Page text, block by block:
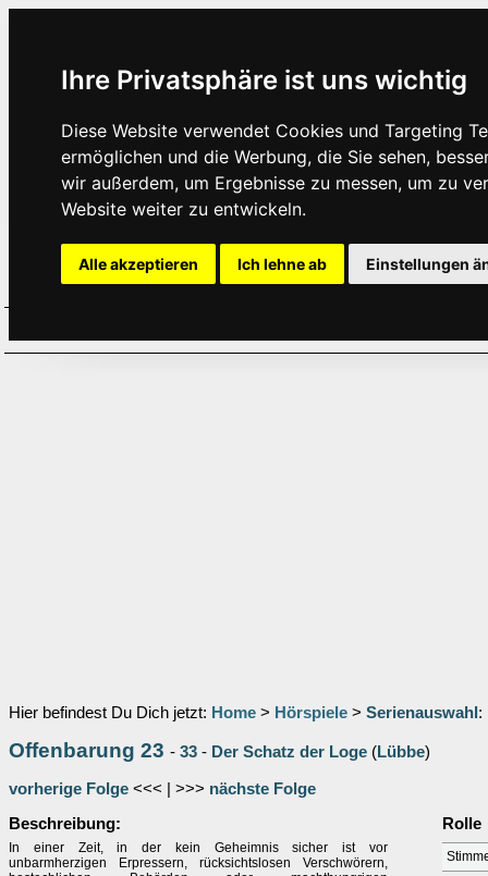
Ihre Privatsphäre ist uns wichtig
Diese Website verwendet Cookies und Targeting
ermöglichen und die Werbung, die Sie sehen,
wir außerdem, um Ergebnisse zu messen, um zu
Website weiter zu entwickeln.
Alle akzeptieren Ich lehne ab Einstellungen
Hier befindest Du Dich jetzt: Home > Hörspiele > Serienauswahl :
Offenbarung 23 - 33 - Der Schatz der Loge (Lübbe)
vorherige Folge <<< | >>> nächste Folge
Beschreibung:
In einer Zeit, in der kein Geheimnis sicher ist vor
unbarmherzigen Erpressern, rücksichtslosen Verschwörern,
Rolle